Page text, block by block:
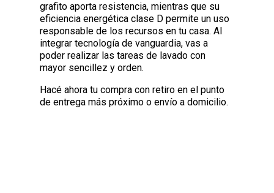
grafito aporta resistencia, mientras que su
eficiencia energética clase D permite un uso
responsable de los recursos en tu casa. Al
integrar tecnología de vanguardia, vas a
poder realizar las tareas de lavado con
mayor sencillez y orden.
Hacé ahora tu compra con retiro en el punto
de entrega más próximo o envío a domicilio.